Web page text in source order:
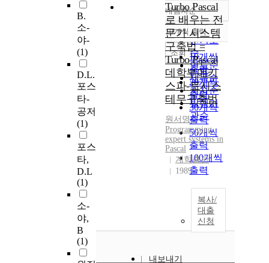
B.
소-
야-
(1)
D.L.
포스
타-
공저
(1)
포스
타,
D.L
(1)
소-
야,
B
(1)
정확도
순
인기도
순
연도순
제목순
저자순
발행기
관순
내림차순
내림차순
10개씩 출력
10개씩
출력
20개씩
출력
30개씩
출력
50개씩
출력
100개씩
출력
조회
Turbo Pascal
로 배우는 전
문가 시스템
구축법 =
Turbo Pascal
데학부에키
스파-토시스
테무구축법
원서명 :
Programming
expert systemsin
Pascal
계학출판
1989
복사/
대출
신청
내보내기